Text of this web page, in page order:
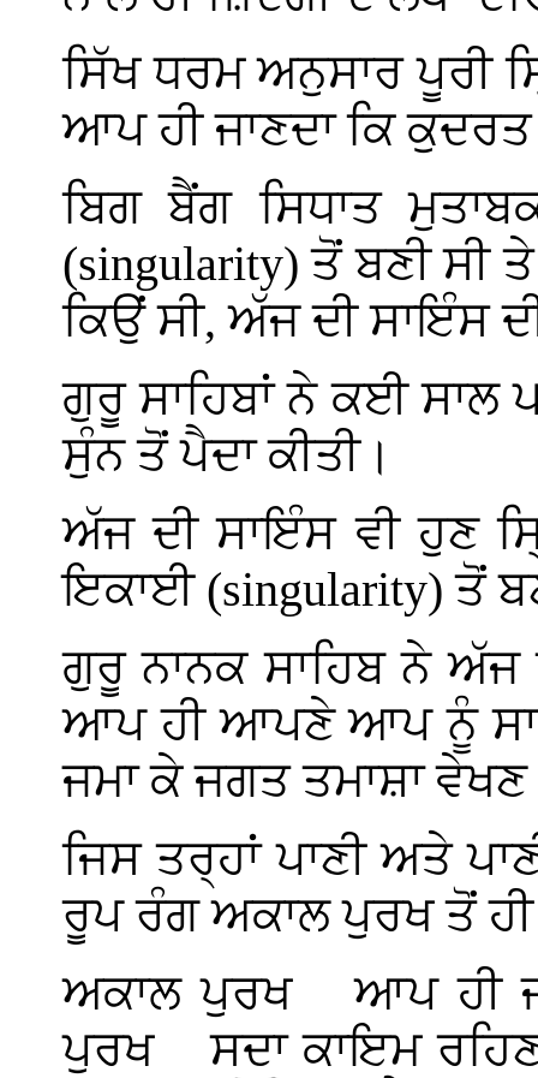
ਸਿੱਖ ਧਰਮ ਅਨੁਸਾਰ ਪੂਰੀ
ਆਪ ਹੀ ਜਾਣਦਾ ਕਿ
ਬਿਗ ਬੈਂਗ ਸਿਧਾਤ
(singularity) ਤੋਂ ਬਣੀ ਸੀ
ਕਿਉਂ ਸੀ, ਅੱਜ ਦੀ ਸਾਇੰਸ
ਗੁਰੂ ਸਾਹਿਬਾਂ ਨੇ ਕਈ ਸਾਲ
ਸੁੰਨ ਤੋਂ ਪੈਦਾ ਕੀਤੀ।
ਅੱਜ ਦੀ ਸਾਇੰਸ ਵੀ ਹੁਣ
ਇਕਾਈ (singularity) ਤੋਂ
ਗੁਰੂ ਨਾਨਕ ਸਾਹਿਬ ਨੇ ਅੱਜ
ਆਪ ਹੀ ਆਪਣੇ ਆਪ ਨੂੰ
ਜਮਾ ਕੇ ਜਗਤ ਤਮਾਸ਼ਾ
ਜਿਸ ਤਰ੍ਹਾਂ ਪਾਣੀ ਅਤੇ
ਰੂਪ ਰੰਗ ਅਕਾਲ ਪੁਰਖ ਤੋਂ
ਅਕਾਲ ਪੁਰਖ
ਆਪ ਹੀ
ਪੁਰਖ
ਸਦਾ ਕਾਇਮ